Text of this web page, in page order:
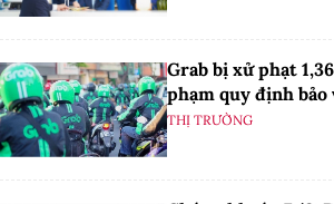
Grab bị xử phạt
phạm quy định
THỊ TRƯỜNG